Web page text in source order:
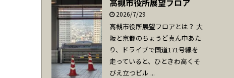
高槻市役所展望フロア
2026/7/29
高槻市役所展望フロアとは？ 大
阪と京都のちょうど真ん中あた
り、ドライブで国道171号線を
走っていると、ひときわ高くそ
びえ立つビル ...